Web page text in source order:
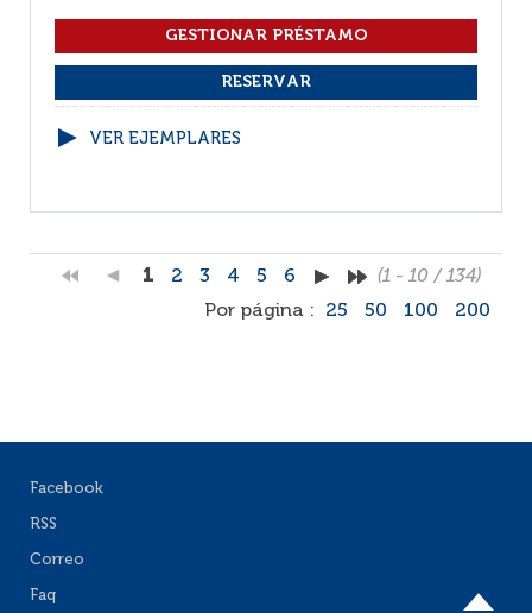
VER EJEMPLARES
1 2 3 4 5 6
(1 - 10 / 134)
Por página :
25 50 100 200
Facebook
RSS
Correo
Faq